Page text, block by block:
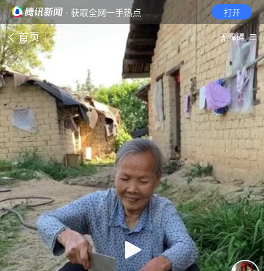
· 获取全网一手热点 打开
首页 视频 无障碍